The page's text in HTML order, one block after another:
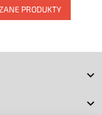
PRODUKTY